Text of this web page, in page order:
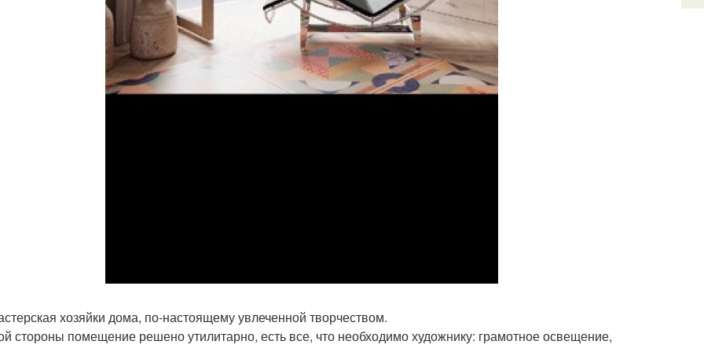
хозяйки дома, по-настоящему увлеченной творчеством.
стороны помещение решено утилитарно, есть все, что необходимо художнику: грамотное освещение,